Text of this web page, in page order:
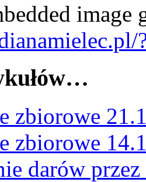
image
zbiorowe
zbiorowe
darów